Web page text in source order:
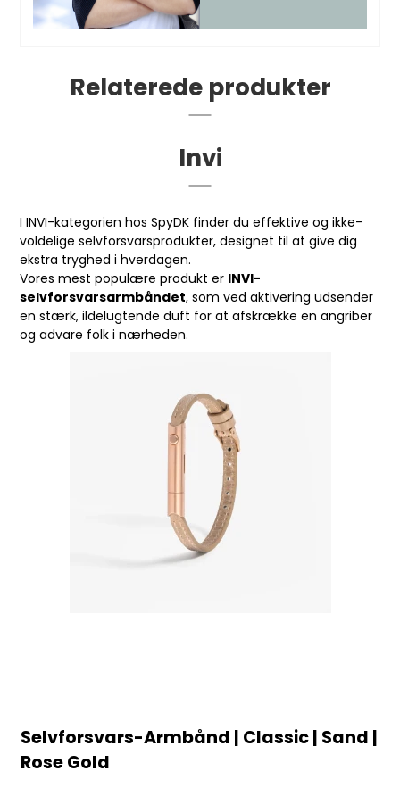
Relaterede produkter
Invi
I INVI-kategorien hos SpyDK finder du effektive og ikke-
voldelige selvforsvarsprodukter, designet til at give dig
ekstra tryghed i hverdagen.
Vores mest populære produkt er INVI-
selvforsvarsarmbåndet, som ved aktivering udsender
en stærk, ildelugtende duft for at afskrække en angriber
og advare folk i nærheden.
Selvforsvars-Armbånd | Classic | Sand |
Rose Gold